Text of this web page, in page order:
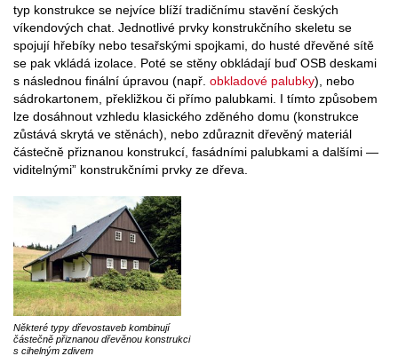
typ konstrukce se nejvíce blíží tradičnímu stavění českých
víkendových chat. Jednotlivé prvky konstrukčního skeletu se
spojují hřebíky nebo tesařskými spojkami, do husté dřevěné sítě
se pak vkládá izolace. Poté se stěny obkládají buď OSB deskami
s následnou finální úpravou (např. obkladové palubky), nebo
sádrokartonem, překližkou či přímo palubkami. I tímto způsobem
lze dosáhnout vzhledu klasického zděného domu (konstrukce
zůstává skrytá ve stěnách), nebo zdůraznit dřevěný materiál
částečně přiznanou konstrukcí, fasádními palubkami a dalšími —
viditelnými” konstrukčními prvky ze dřeva.
Některé typy dřevostaveb kombinují
částečně přiznanou dřevěnou konstrukci
s cihelným zdivem